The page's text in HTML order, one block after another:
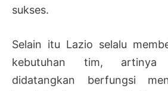
sukses.
Selain itu Lazio selalu
kebutuhan tim, artinya
didatangkan berfungsi